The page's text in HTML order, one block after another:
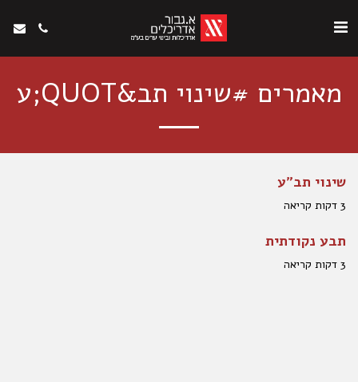
מאמרים #שינוי תב&QUOT;ע
שינוי תב"ע
3 דקות קריאה
תבע נקודתית
3 דקות קריאה